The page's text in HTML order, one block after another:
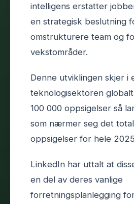
intelligens erstatter
en strategisk beslutning
omstrukturere team og
vekstområder.
Denne utviklingen skjer i
teknologisektoren
100 000 oppsigelser så
som nærmer seg det
oppsigelser for hele
LinkedIn har uttalt at
en del av deres vanlige
forretningsplanlegging